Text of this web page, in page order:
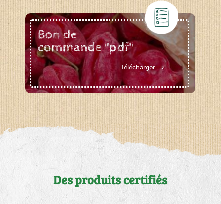
Bon de
commande "pdf"
Télécharger
Des produits certifiés